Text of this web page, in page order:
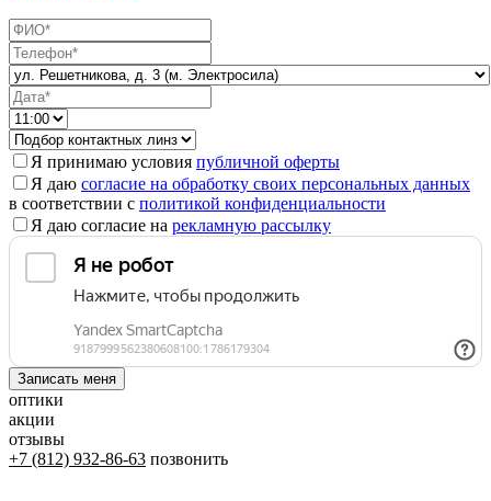
Я принимаю условия публичной оферты
Я даю согласие на обработку своих персональных данных
в соответствии с политикой конфиденциальности
Я даю согласие на рекламную рассылку
оптики
акции
отзывы
+7 (812) 932-86-63 позвонить